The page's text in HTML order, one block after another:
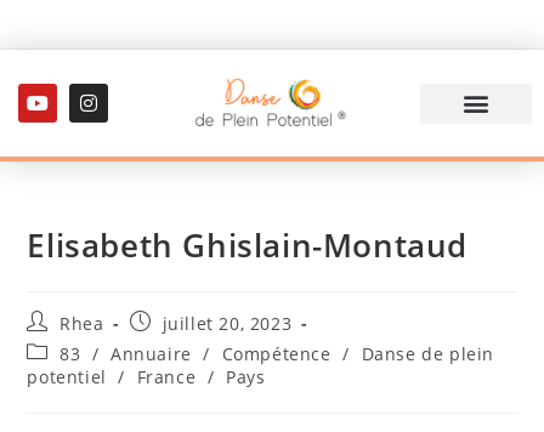
Elisabeth Ghislain-Montaud
Rhea
juillet 20, 2023
83 / Annuaire / Compétence /
Danse de plein
potentiel
/ France / Pays